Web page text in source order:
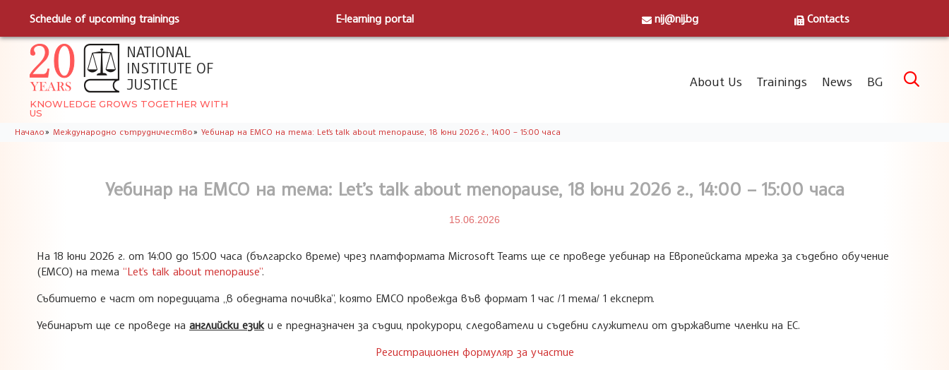
Schedule of upcoming trainings E-learning portal nij@nij.bg Contacts
NATIONAL
INSTITUTE OF
JUSTICE
KNOWLEDGE GROWS TOGETHER WITH
US
Skip
About Us Trainings News BG 
Начало» Международно сътрудничество» Уебинар на ЕМСО на тема: Let’s talk about menopause, 18 юни 2026 г., 14:00 – 15:00 часа
Уебинар на ЕМСО на тема: Let’s talk about menopause, 18 юни 2026 г., 14:00 – 15:00 часа
15.06.2026
На 18 юни 2026 г. от 14:00 до 15:00 часа (българско време) чрез платформата Microsoft Teams ще се проведе уебинар на Европейската мрежа за съдебно обучение
(ЕМСО) на тема “Let’s talk about menopause”.
Събитието е част от поредицата „в обедната почивка”, която ЕМСО провежда във формат 1 час /1 тема/ 1 експерт.
Уебинарът ще се проведе на английски език и е предназначен за съдии, прокурори, следователи и съдебни служители от държавите членки на ЕС.
Регистрационен формуляр за участие